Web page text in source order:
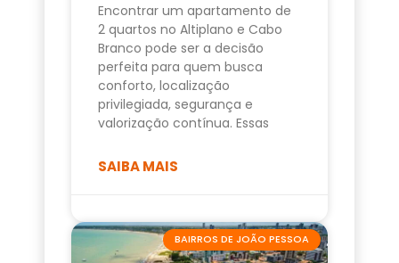
Encontrar um apartamento de
2 quartos no Altiplano e Cabo
Branco pode ser a decisão
perfeita para quem busca
conforto, localização
privilegiada, segurança e
valorização contínua. Essas
SAIBA MAIS
BAIRROS DE JOÃO PESSOA